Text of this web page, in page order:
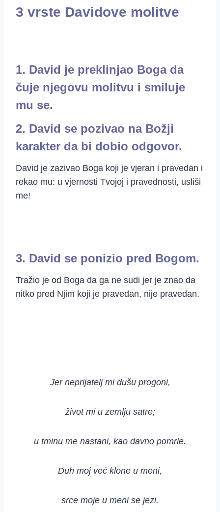
3 vrste Davidove molitve
1. David je preklinjao Boga da
čuje njegovu molitvu i smiluje
mu se.
2. David se pozivao na Božji
karakter da bi dobio odgovor.
David je zazivao Boga koji je vjeran i pravedan i
rekao mu: u vjernosti Tvojoj i pravednosti, usliši
me!
3. David se ponizio pred Bogom.
Tražio je od Boga da ga ne sudi jer je znao da
nitko pred Njim koji je pravedan, nije pravedan.
Jer neprijatelj mi dušu progoni,
život mi u zemlju satre;
u tminu me nastani, kao davno pomrle.
Duh moj već klone u meni,
srce moje u meni se jezi.